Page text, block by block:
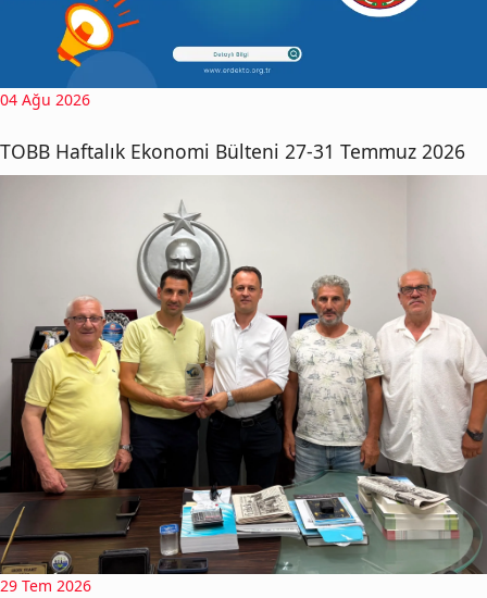
04 Ağu 2026
TOBB Haftalık Ekonomi Bülteni 27-31 Temmuz 2026
29 Tem 2026